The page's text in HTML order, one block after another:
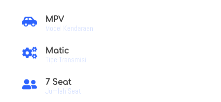
 MPV
Model Kendaraan
 Matic
Tipe Transmisi
 7 Seat
Jumlah Seat